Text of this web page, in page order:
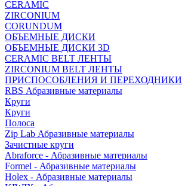
CERAMIC
ZIRCONIUM
СORUNDUM
ОБЪЕМНЫЕ ДИСКИ
ОБЪЕМНЫЕ ДИСКИ 3D
CERAMIC BELT ЛЕНТЫ
ZIRCONIUM BELT ЛЕНТЫ
ПРИСПОСОБЛЕНИЯ И ПЕРЕХОДНИКИ
RBS Абразивные материалы
Круги
Круги
Полоса
Zip Lab Абразивные материалы
Зачистные круги
Abraforce - Абразивные материалы
Formel - Абразивные материалы
Holex - Абразивные материалы